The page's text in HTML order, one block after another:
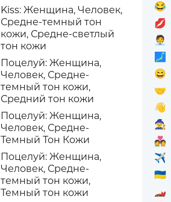
Kiss: Женщина, Человек,
Средне-темный тон
кожи, Средне-светлый
тон кожи
Поцелуй: Женщина,
Человек, Средне-
темный тон кожи,
Средний тон кожи
Поцелуй: Женщина,
Человек, Средне-
Темный Тон Кожи
Поцелуй: Женщина,
Человек, Средне-
темный тон кожи,
Темный тон кожи
😂
💋
🧑‍💼
🗾
😄
🤝
👋
🧙
💑
✈️
🇺🇦
🏎️